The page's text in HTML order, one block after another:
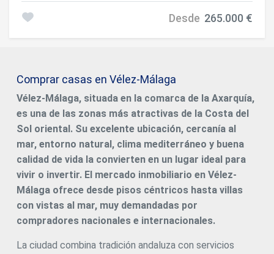
como residencia habitual como inversión en la Costa del
como de Málaga capital. A pocos km podrás disfrutar de
distribuidas en 9 Bloques, y 16 portales. Todas las
peculiaridad del terreno y el estudio detallado del mismo
ha permitido diseñar un conjunto de viviendas atractivas
con distribuciones equilibradas, estancias abiertas,
orientación Sur con bonitas vistas al mar. Las viviendas
han sido equipadas con calidades de primer nivel e incluso
dispondrán de un amplio catálogo de personalizaciones
encontrarás una zona comunitaria con zonas ajardinadas,
piscina comunitaria, gimnasio y salón Gourmet.
#ref:CBSH349
Desde 265.000 €
Comprar casas en Vélez-Málaga
Vélez-Málaga, situada en la comarca de la Axarquía,
es una de las zonas más atractivas de la Costa del
Sol oriental. Su excelente ubicación, cercanía al
mar, entorno natural, clima mediterráneo y buena
calidad de vida la convierten en un lugar ideal para
vivir o invertir. El mercado inmobiliario en Vélez-
Málaga ofrece desde pisos céntricos hasta villas
con vistas al mar, muy demandadas por
compradores nacionales e internacionales.
La ciudad combina tradición andaluza con servicios